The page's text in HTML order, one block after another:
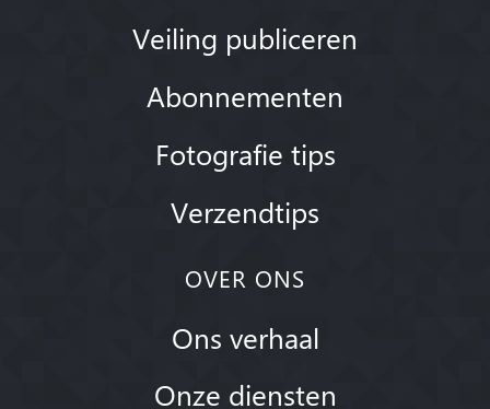
Veiling publiceren
Abonnementen
Fotografie tips
Verzendtips
OVER ONS
Ons verhaal
Onze diensten